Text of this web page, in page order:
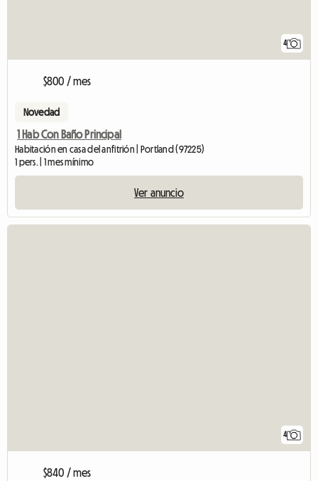
4
$800 / mes
Novedad
1 Hab Con Baño Principal
Habitación en casa del anfitrión | Portland (97225)
1 pers. | 1 mes mínimo
Ver anuncio
4
$840 / mes